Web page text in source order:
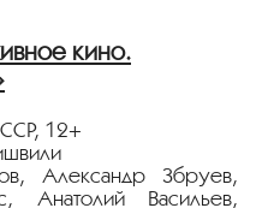
35 мм из коллекции
рамках программы
кино.
12+
Александр Збруев,
Анатолий Васильев,